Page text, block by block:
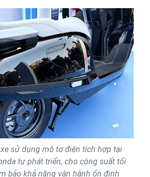
sử dụng mô tơ điện tích hợp tại
tự phát triển, cho công suất tối
bảo khả năng vận hành ổn định